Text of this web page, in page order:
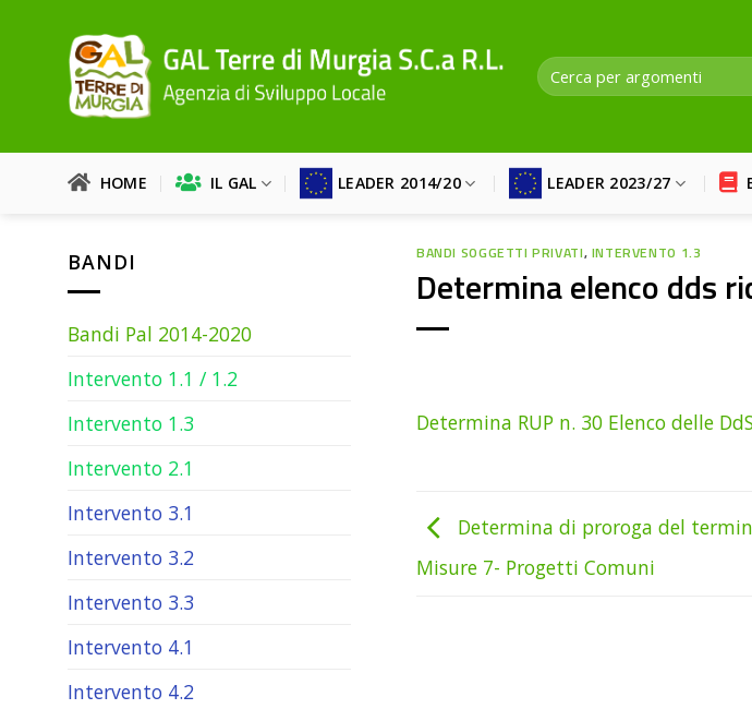
contenuti
HOME IL GAL LEADER 2014/20 LEADER 2023/27
BANDI
Bandi Pal 2014-2020
Intervento 1.1 / 1.2
Intervento 1.3
Intervento 2.1
Intervento 3.1
Intervento 3.2
Intervento 3.3
Intervento 4.1
Intervento 4.2
BANDI SOGGETTI PRIVATI, INTERVENTO 1.3
Determina elenco dds
Determina RUP n. 30 Elenco delle
Determina di proroga del
Misure 7- Progetti Comuni